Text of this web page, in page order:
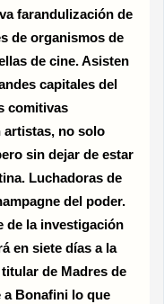
farandulización de
de organismos de
de cine. Asisten
capitales del
comitivas
artistas, no solo
sin dejar de estar
Luchadoras de
del poder.
de la investigación
en siete días a la
de Madres de
a Bonafini lo que